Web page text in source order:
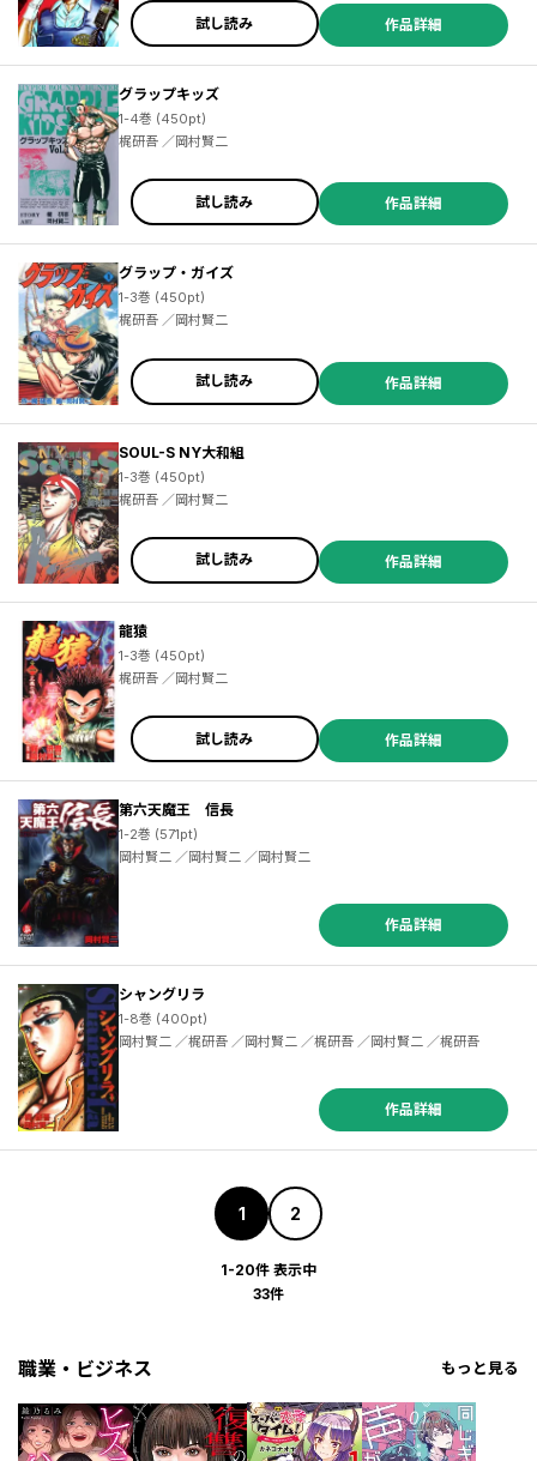
試し読み 作品詳細
グラップキッズ
1-4巻 (450pt)
梶研吾 ／岡村賢二
試し読み 作品詳細
グラップ・ガイズ
1-3巻 (450pt)
梶研吾 ／岡村賢二
試し読み 作品詳細
SOUL-S NY大和組
1-3巻 (450pt)
梶研吾 ／岡村賢二
試し読み 作品詳細
龍猿
1-3巻 (450pt)
梶研吾 ／岡村賢二
試し読み 作品詳細
第六天魔王 信長
1-2巻 (571pt)
岡村賢二 ／岡村賢二 ／岡村賢二
作品詳細
シャングリラ
1-8巻 (400pt)
岡村賢二 ／梶研吾 ／岡村賢二 ／梶研吾 ／岡村賢二 ／梶研吾
作品詳細
1 2
1-20件 表示中
33件
職業・ビジネス もっと見る